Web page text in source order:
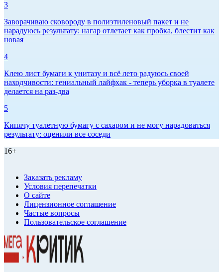
3
Заворачиваю сковороду в полиэтиленовый пакет и не
нарадуюсь результату: нагар отлетает как пробка, блестит как
новая
4
Клею лист бумаги к унитазу и всё лето радуюсь своей
находчивости: гениальный лайфхак - теперь уборка в туалете
делается на раз-два
5
Кипячу туалетную бумагу с сахаром и не могу нарадоваться
результату: оценили все соседи
16+
Заказать рекламу
Условия перепечатки
О сайте
Лицензионное соглашение
Частые вопросы
Пользовательское соглашение